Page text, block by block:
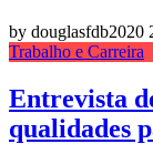
by douglasfdb2020
Trabalho e Carreira
Entrevista
qualidades